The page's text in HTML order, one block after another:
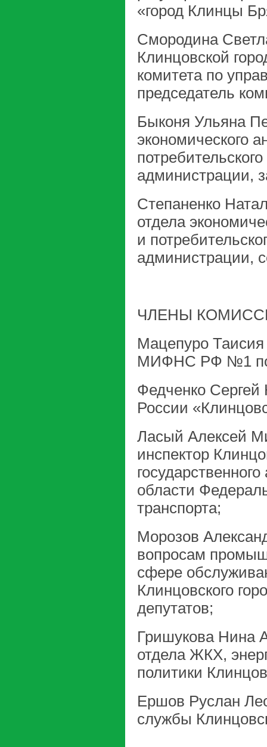
«город Клинцы
Смородина
Клинцовской
комитета по
председатель
Быконя Ульяна
экономического
администрации,
Степаненко
отдела
и
администрации,
ЧЛЕНЫ
Мацепуро Таисия
МИФНС РФ №1 по
Федченко
России
Ласый Алексей
инспектор
области
транспорта;
Морозов
вопросам
сфере
Клинцовского
Гришукова Нина
отдела ЖКХ,
политики
Ершов Руслан
службы